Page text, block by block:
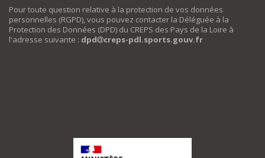
Pour toute question relative à la protection de vos données
personnelles (RGPD), vous pouvez contacter la Déléguée à la
Protection des Données (DPD) du CREPS des Pays de la Loire à
l'adresse suivante : dpd creps-pdl.sports.gouv.fr